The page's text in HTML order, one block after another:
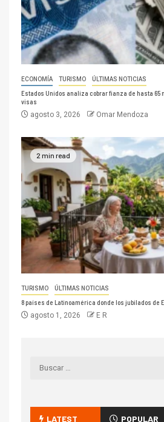
ECONOMÍA TURISMO ÚLTIMAS NOTICIAS
Estados Unidos analiza cobrar fianza de hasta 65
visas
agosto 3, 2026 Omar Mendoza
2 min read
TURISMO ÚLTIMAS NOTICIAS
8 países de Latinoamérica donde los jubilados de
agosto 1, 2026 E R
LATEST POPULAR